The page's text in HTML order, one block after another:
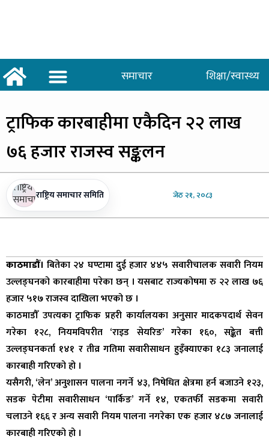
समाचार शिक्षा/स्वास्थ्य
ट्राफिककारबाहीमा एकैदिन २२ लाख
७६ हजार राजस्व सङ्कलन
राष्ट्रिय समाचार समिति जेठ२१, २०८३
काठमाडौँ। बितेका २४ घण्टामा दुई हजार ४४५ सवारीचालक सवारी नियम
उल्लङ्घनको कारबाहीमा परेका छन् । यसबाट राज्यकोषमा रु २२ लाख ७६
हजार ५१७ राजस्व दाखिला भएको छ ।
काठमाडौँ उपत्यका ट्राफिक प्रहरी कार्यालयका अनुसार मादकपदार्थ सेवन
गरेका १२८, नियमविपरीत ‘राइड सेयरिङ’ गरेका १६०, सङ्केत बत्ती
उल्लङ्घनकर्ता १४१ र तीव्र गतिमा सवारीसाधन हुइँक्याएका १८३ जनालाई
कारबाही गरिएको हो ।
यसैगरी, ‘लेन’ अनुशासन पालना नगर्ने ४३, निषेधित क्षेत्रमा हर्न बजाउने १२३,
सडक पेटीमा सवारीसाधन ‘पार्किङ’ गर्ने १४, एकतर्फी सडकमा सवारी
चलाउने १६६ र अन्य सवारी नियम पालना नगरेका एक हजार ४८७ जनालाई
कारबाही गरिएको हो ।